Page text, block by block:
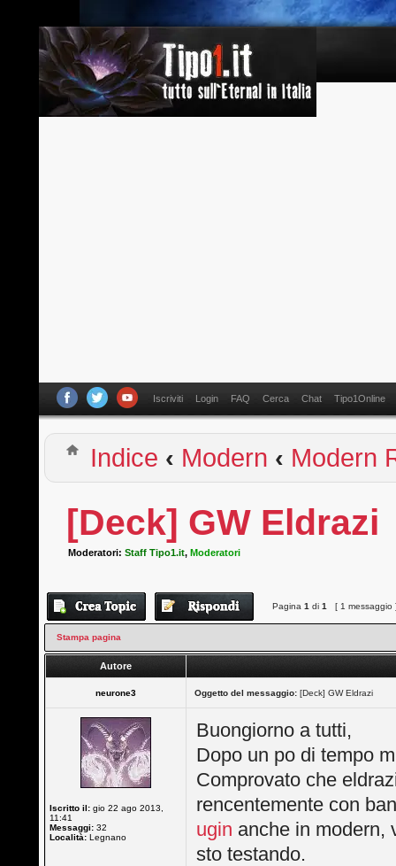
Iscriviti Login FAQ Cerca Chat Tipo1Online
Indice ‹ Modern ‹ Modern
[Deck] GW Eldrazi
Moderatori:Staff Tipo1.it,Moderatori
Pagina1 di1 [ 1 messaggio
Stampa pagina
Autore
neurone3 Oggetto del messaggio: [Deck] GW Eldrazi
Iscritto il: gio 22 ago 2013,
11:41
Messaggi: 32
Località: Legnano
Buongiorno a tutti,
Dopo un po di tempo
Comprovato che
rencentemente con
ugin anche in modern,
sto testando.